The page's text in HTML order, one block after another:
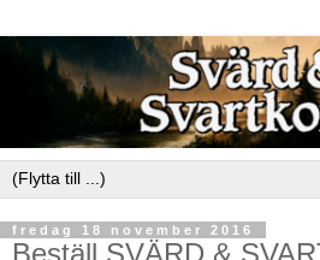
fredag 18 november 2016